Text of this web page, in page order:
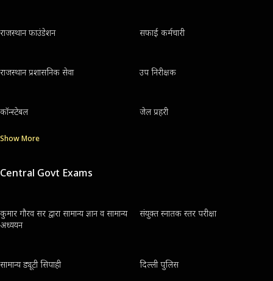
राजस्थान फाउंडेशन सफाई कर्मचारी
राजस्थान प्रशासनिक सेवा उप निरीक्षक
कॉन्स्टेबल जेल प्रहरी
Show More
Central Govt Exams
कुमार गौरव सर द्वारा सामान्य ज्ञान व सामान्य
अध्ययन
संयुक्त स्नातक स्तर परीक्षा
सामान्य ड्यूटी सिपाही दिल्ली पुलिस